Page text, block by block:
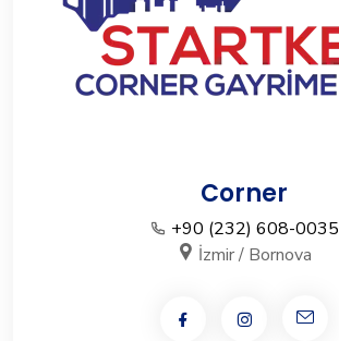
Corner
+90 (232) 608-0035
İzmir / Bornova